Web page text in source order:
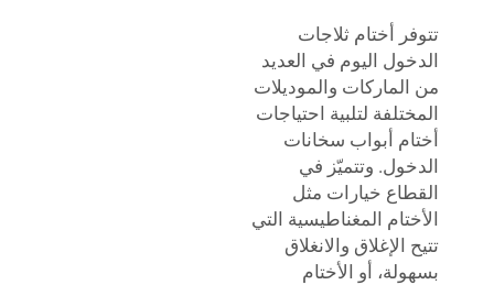
أختام ثلاجات
اليوم في العديد
والموديلات
لتلبية احتياجات
أبواب سخانات
وتتميّز في
خيارات مثل
المغناطيسية التي
الإغلاق والانغلاق
أو الأختام